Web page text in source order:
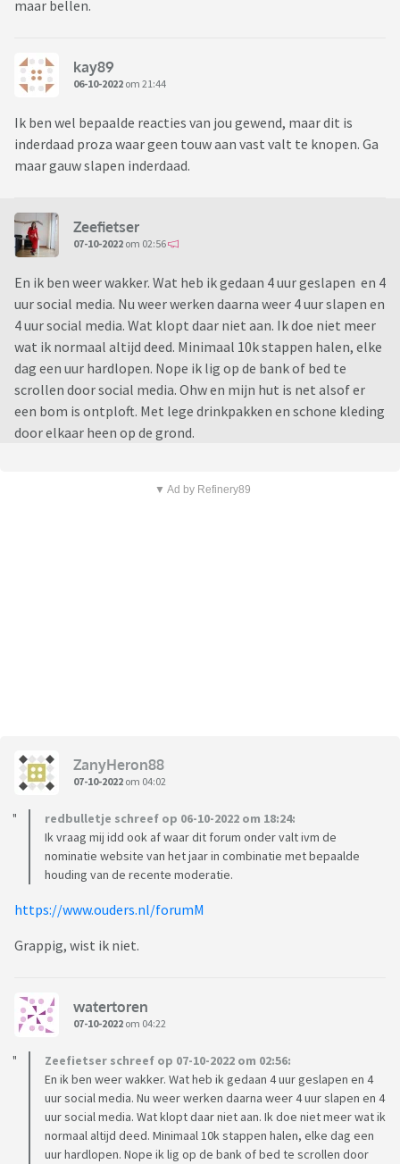
maar bellen.
kay89
06-10-2022 om 21:44
Ik ben wel bepaalde reacties van jou gewend, maar dit is
inderdaad proza waar geen touw aan vast valt te knopen. Ga
maar gauw slapen inderdaad.
Zeefietser
07-10-2022 om 02:56
En ik ben weer wakker. Wat heb ik gedaan 4 uur geslapen en 4
uur social media. Nu weer werken daarna weer 4 uur slapen en
4 uur social media. Wat klopt daar niet aan. Ik doe niet meer
wat ik normaal altijd deed. Minimaal 10k stappen halen, elke
dag een uur hardlopen. Nope ik lig op de bank of bed te
scrollen door social media. Ohw en mijn hut is net alsof er
een bom is ontploft. Met lege drinkpakken en schone kleding
door elkaar heen op de grond.
▼ Ad by Refinery89
ZanyHeron88
07-10-2022 om 04:02
redbulletje schreef op 06-10-2022 om 18:24:
Ik vraag mij idd ook af waar dit forum onder valt ivm de
nominatie website van het jaar in combinatie met bepaalde
houding van de recente moderatie.
https://www.ouders.nl/forumM
Grappig, wist ik niet.
watertoren
07-10-2022 om 04:22
Zeefietser schreef op 07-10-2022 om 02:56:
En ik ben weer wakker. Wat heb ik gedaan 4 uur geslapen en 4
uur social media. Nu weer werken daarna weer 4 uur slapen en 4
uur social media. Wat klopt daar niet aan. Ik doe niet meer wat ik
normaal altijd deed. Minimaal 10k stappen halen, elke dag een
uur hardlopen. Nope ik lig op de bank of bed te scrollen door